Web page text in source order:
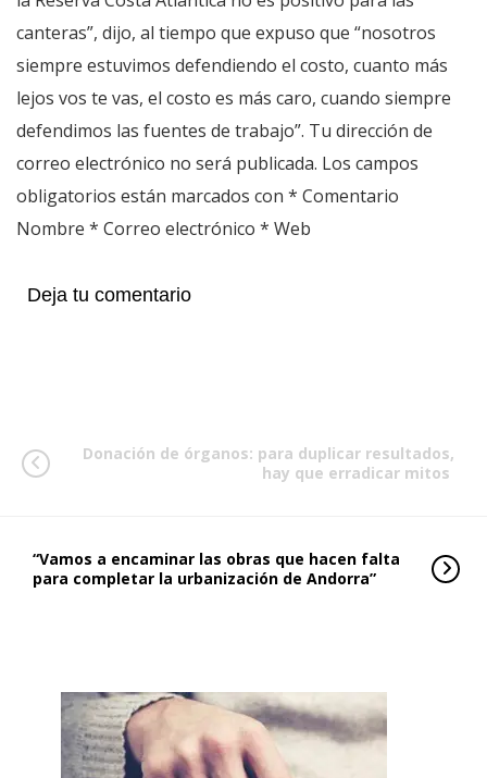
canteras”, dijo, al tiempo que expuso que “nosotros
siempre estuvimos defendiendo el costo, cuanto más
lejos vos te vas, el costo es más caro, cuando siempre
defendimos las fuentes de trabajo”. Tu dirección de
correo electrónico no será publicada. Los campos
obligatorios están marcados con * Comentario
Nombre * Correo electrónico * Web
Deja tu comentario
Donación de órganos: para duplicar resultados,
hay que erradicar mitos
“Vamos a encaminar las obras que hacen falta
para completar la urbanización de Andorra”